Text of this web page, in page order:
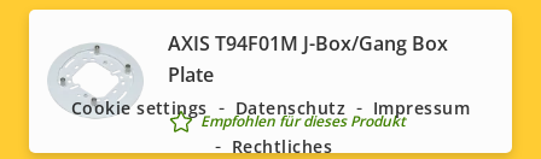
AXIS T94F01M J-Box/Gang Box
Plate
Empfohlen für dieses Produkt
Social
menu
Cookie settings Datenschutz
Impressum
Rechtliches